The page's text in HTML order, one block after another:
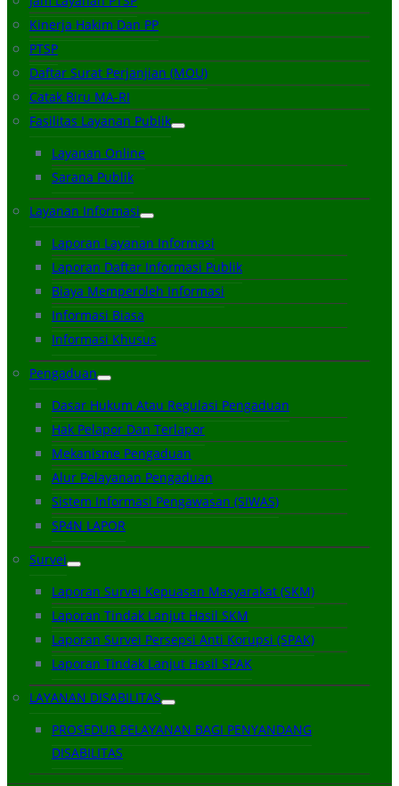
Kinerja Hakim Dan PP
PTSP
Daftar Surat Perjanjian (MOU)
Catak Biru MA-RI
Fasilitas Layanan Publik
Layanan Online
Sarana Publik
Layanan Informasi
Laporan Layanan Informasi
Laporan Daftar Informasi Publik
Biaya Memperoleh Informasi
Informasi Biasa
Informasi Khusus
Pengaduan
Dasar Hukum Atau Regulasi Pengaduan
Hak Pelapor Dan Terlapor
Mekanisme Pengaduan
Alur Pelayanan Pengaduan
Sistem Informasi Pengawasan (SIWAS)
SP4N LAPOR
Survei
Laporan Survei Kepuasan Masyarakat (SKM)
Laporan Tindak Lanjut Hasil SKM
Laporan Survei Persepsi Anti Korupsi (SPAK)
Laporan Tindak Lanjut Hasil SPAK
LAYANAN DISABILITAS
PROSEDUR PELAYANAN BAGI PENYANDANG
DISABILITAS